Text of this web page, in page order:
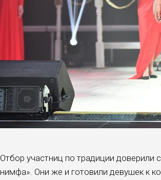
Отбор участниц по традиции доверили
нимфа». Они же и готовили девушек к